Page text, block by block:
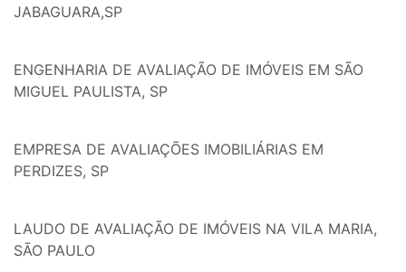
JABAGUARA,SP
ENGENHARIA DE AVALIAÇÃO DE IMÓVEIS EM SÃO
MIGUEL PAULISTA, SP
EMPRESA DE AVALIAÇÕES IMOBILIÁRIAS EM
PERDIZES, SP
LAUDO DE AVALIAÇÃO DE IMÓVEIS NA VILA MARIA,
SÃO PAULO